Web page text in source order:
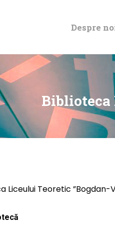
Despre
Biblioteca
Liceului Teoretic ”Bogdan-